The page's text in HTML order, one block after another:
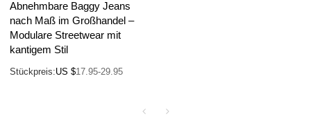
Abnehmbare Baggy Jeans
nach Maß im Großhandel –
Modulare Streetwear mit
kantigem Stil
Stückpreis:US $17.95-29.95